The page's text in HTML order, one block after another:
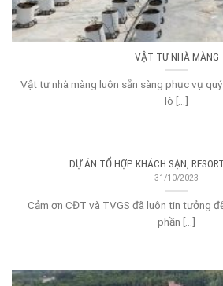
VẬT TƯ NHÀ MÀNG
Vật tư nhà màng luôn sẵn sàng phục vụ quý
lò [...]
DỰ ÁN TỔ HỢP KHÁCH SẠN,
31/10/2023
Cảm ơn CĐT và TVGS đã luôn tin tưởng
phần [...]